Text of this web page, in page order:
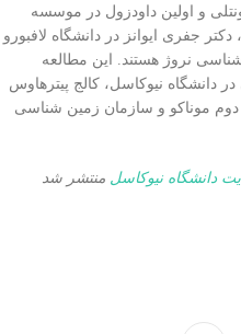
و اولین داودزول در موسسه
جفری ایوانز در دانشگاه لافبورو
شناسی نروژ هستند. این مطالعه
دانشگاه نیوکاسل، کالج پیترهاوس
دوم موناکو و سازمان زمین شناسی
دانشگاه نیوکاسل منتشر شد